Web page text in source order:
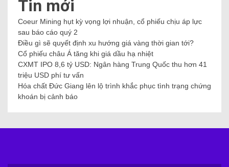
Tin mới
Coeur Mining hụt kỳ vọng lợi nhuận, cổ phiếu chịu áp lực
sau báo cáo quý 2
Điều gì sẽ quyết định xu hướng giá vàng thời gian tới?
Cổ phiếu châu Á tăng khi giá dầu hạ nhiệt
CXMT IPO 8,6 tỷ USD: Ngân hàng Trung Quốc thu hơn 41
triệu USD phí tư vấn
Hóa chất Đức Giang lên lộ trình khắc phục tình trạng chứng
khoán bị cảnh báo